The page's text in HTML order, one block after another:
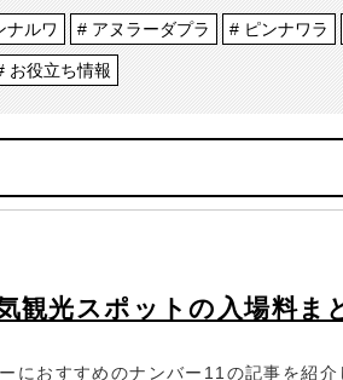
ナルワ アヌラーダプラ ピンナワラ
お役立ち情報
観光スポットの入場料ま
におすすめのナンバー11の記事を紹介